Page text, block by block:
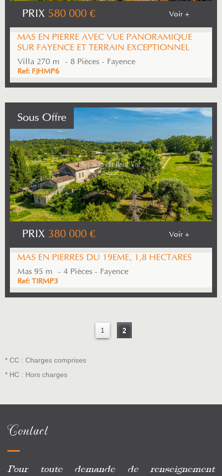
PRIX 580 000 € Voir +
MAS EN PIERRE AVEC VUE PANORAMIQUE
SUR FAYENCE ET TERRAIN EXCEPTIONNEL
Villa 270 m² - 8 Pièces - Fayence
Ref: FJHMP6
Sous Offre
PRIX 380 000 € Voir +
MAS EN PIERRES DU 19EME, 1,8 HECTARES
Mas 95 m² - 4 Pièces - Fayence
Ref: TIRMP3
1 2
* CC : Charges comprises
* HC : Hors charges
Contact
Pour toute demande de renseignement